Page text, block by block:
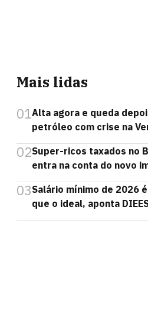
Mais lidas
01Alta agora e queda
petróleo com crise na
02Super-ricos taxados no
entra na conta do novo
03Salário mínimo de 2026
que o ideal, aponta